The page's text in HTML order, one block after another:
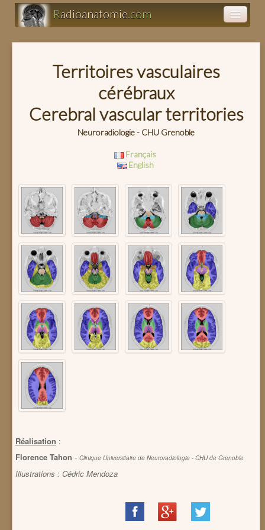
Radioanatomie.com
Atlas d'anatomie
Présentations
Clairance
Territoires vasculaires
cérébraux
Cerebral vascular territories
Neuroradiologie - CHU Grenoble
Français
English
Réalisation :
Florence Tahon - Clinique Universitaire de Neuroradiologie - CHU de Grenoble
Illustrations : Cédric Mendoza
Share
Share
on
Share
on